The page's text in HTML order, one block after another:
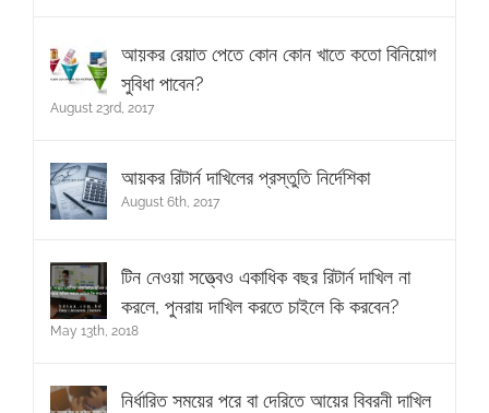
আয়কর রেয়াত পেতে কোন কোন খাতে কতো বিনিয়োগ
সুবিধা পাবেন?
August 23rd, 2017
আয়কর রিটার্ন দাখিলের প্রস্তুতি নির্দেশিকা
August 6th, 2017
টিন নেওয়া সত্ত্বেও একাধিক বছর রিটার্ন দাখিল না
করলে, পুনরায় দাখিল করতে চাইলে কি করবেন?
May 13th, 2018
নির্ধারিত সময়ের পরে বা দেরিতে আয়ের বিবরনী দাখিল